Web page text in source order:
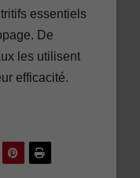
essentiels
De
les utilisent
efficacité.